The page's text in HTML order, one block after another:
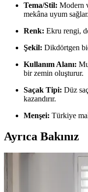
Tema/Stil: Modern
mekâna uyum sağlar.
Renk: Ekru rengi,
Şekil: Dikdörtgen
Kullanım Alanı:
bir zemin oluşturur.
Saçak Tipi: Düz
kazandırır.
Menşei: Türkiye
Ayrıca Bakınız
Bella Halılar: Estetik
Mekânlara Şıklık